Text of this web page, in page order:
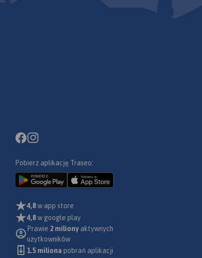
Pobierz aplikację Traseo:
4,8w app store
4,8w google play
Prawie 2 miliony aktywnych
użytkowników
1.5 miliona pobrań aplikacji